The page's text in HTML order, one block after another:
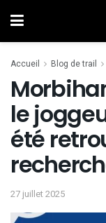
Accueil Blog de trail
le
été
27 juillet 2025